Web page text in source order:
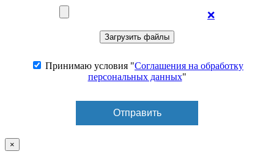
❌
Принимаю условия "Соглашения на обработку
персональных данных"
×